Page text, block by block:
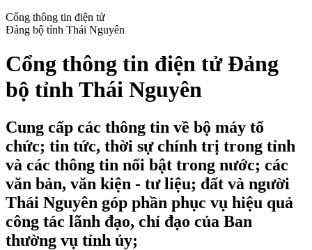
Cổng thông tin điện tử
Đảng bộ tỉnh Thái Nguyên
Cổng thông tin điện tử Đảng
bộ tỉnh Thái Nguyên
Cung cấp các thông tin về bộ máy tổ
chức; tin tức, thời sự chính trị trong tỉnh
và các thông tin nổi bật trong nước; các
văn bản, văn kiện - tư liệu; đất và người
Thái Nguyên góp phần phục vụ hiệu quả
công tác lãnh đạo, chỉ đạo của Ban
thường vụ tỉnh ủy;